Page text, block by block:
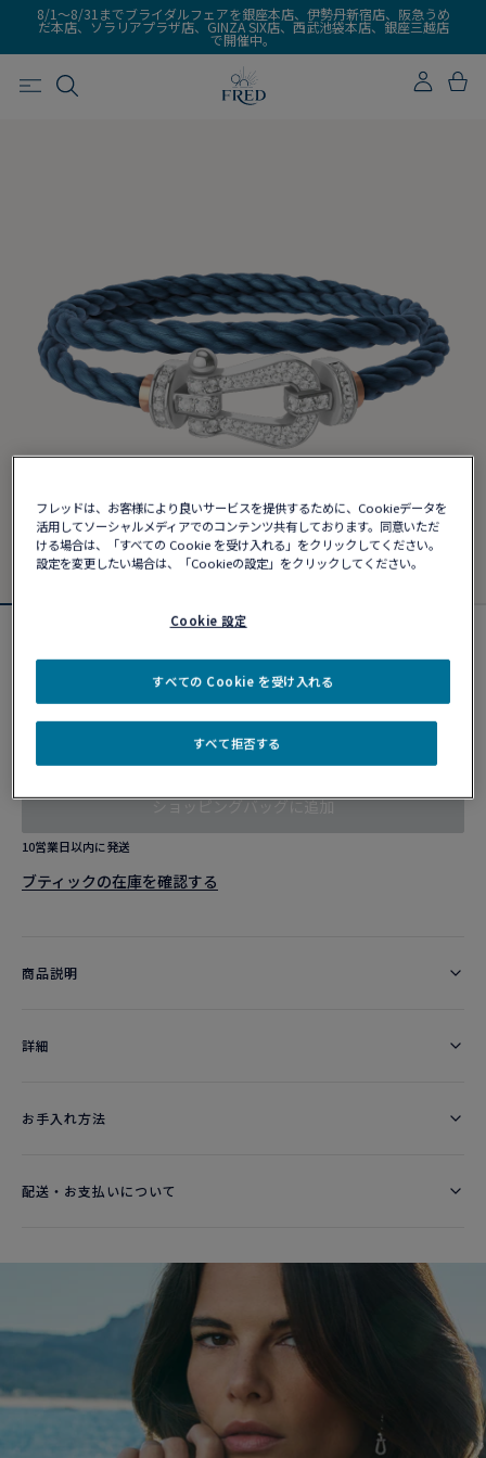
8/1～8/31までブライダルフェアを銀座本店、伊勢丹新宿店、阪急うめ
だ本店、ソラリアプラザ店、GINZA SIX店、西武池袋本店、銀座三越店
で開催中。
フォース10ブレスレット
カスタマイズ
ショッピングバッグに追加
10営業日以内に発送
ブティックの在庫を確認する​
商品説明
詳細​
お手入れ方法
配送・お支払いについて
フレッドは、お客様により良いサービスを提供するために、Cookieデータを
活用してソーシャルメディアでのコンテンツ共有しております。同意いただ
ける場合は、「すべての Cookie を受け入れる」をクリックしてください。
設定を変更したい場合は、「Cookieの設定」をクリックしてください。
Cookie 設定
すべて拒否する
すべての Cookie を受け入れる